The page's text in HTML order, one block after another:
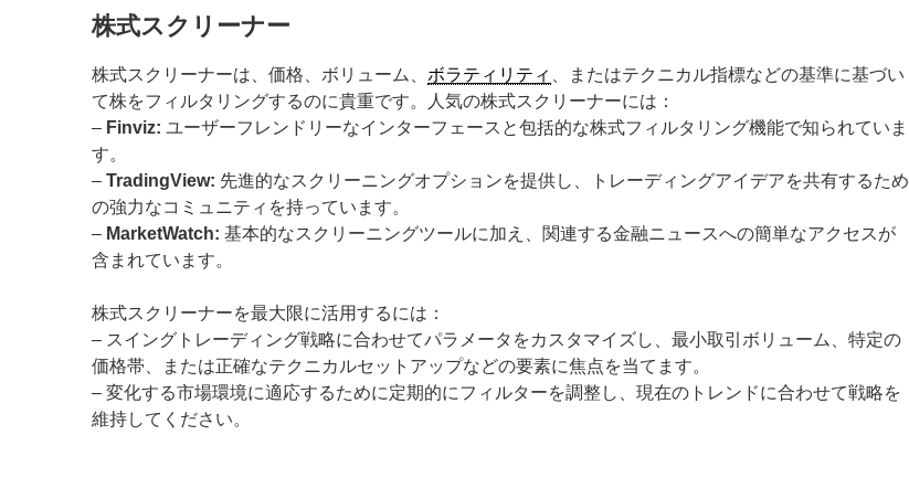
株式スクリーナー
株式スクリーナーは、価格、ボリューム、 ボラティリティ
、またはテクニカル指標などの基準に基づい
て株をフィルタリングするのに貴重です。人気の株式スクリーナーには：
– Finviz: ユーザーフレンドリーなインターフェースと包括的な株式フィルタリング機能で知られていま
す。
–TradingView: 先進的なスクリーニングオプションを提供し、トレーディングアイデアを共有するため
の強力なコミュニティを持っています。
– MarketWatch: 基本的なスクリーニングツールに加え、関連する金融ニュースへの簡単なアクセスが
含まれています。
株式スクリーナーを最大限に活用するには：
– スイングトレーディング戦略に合わせてパラメータをカスタマイズし、最小取引ボリューム、特定の
価格帯、または正確なテクニカルセットアップなどの要素に焦点を当てます。
– 変化する市場環境に適応するために定期的にフィルターを調整し、現在のトレンドに合わせて戦略を
維持してください。